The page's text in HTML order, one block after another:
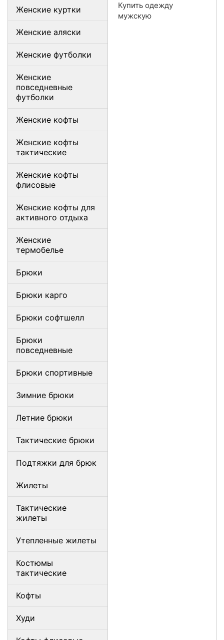
Женские куртки
Женские аляски
Женские футболки
Женские
повседневные
футболки
Женские кофты
Женские кофты
тактические
Женские кофты
флисовые
Женские кофты для
активного отдыха
Женские
термобелье
Брюки
Брюки карго
Брюки софтшелл
Брюки
повседневные
Брюки спортивные
Зимние брюки
Летние брюки
Тактические брюки
Подтяжки для брюк
Жилеты
Тактические
жилеты
Утепленные жилеты
Костюмы
тактические
Кофты
Худи
Купить одежду
мужскую